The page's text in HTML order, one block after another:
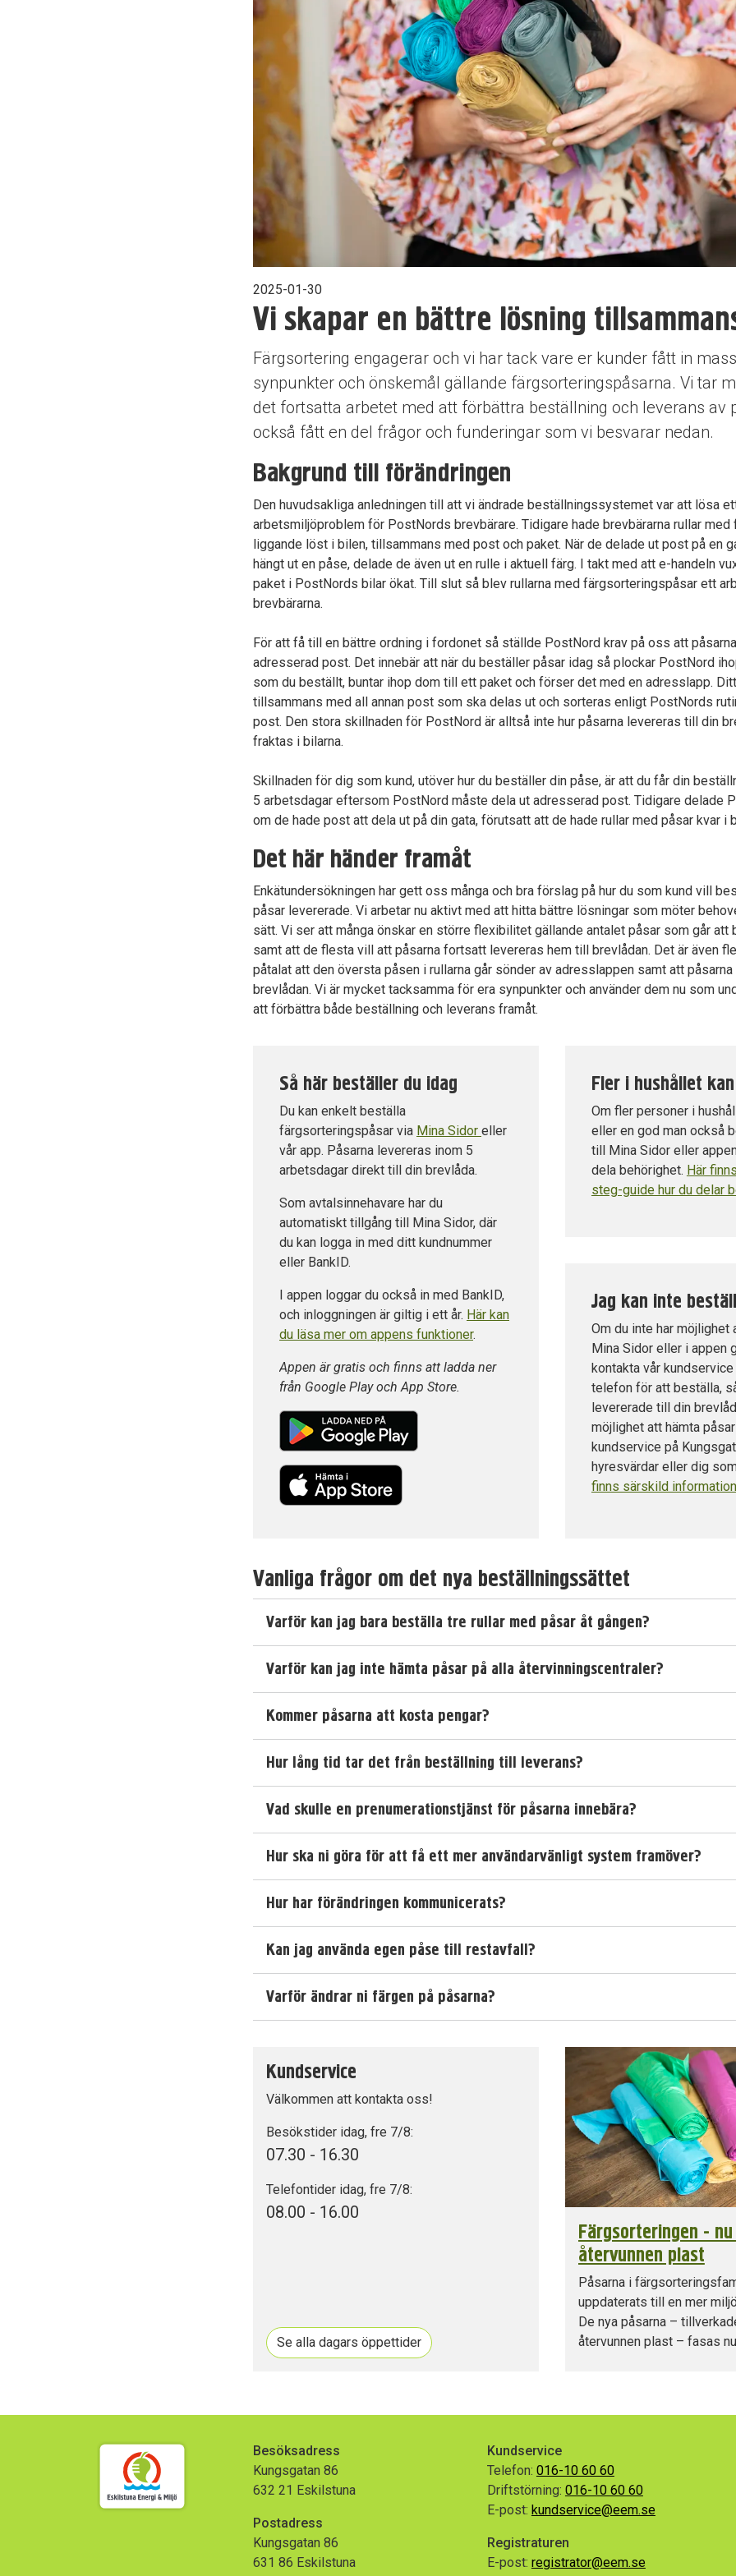
2025-01-30
Vi skapar en bättre lösning
Färgsortering engagerar och vi har tack vare er kunder fått in
synpunkter och önskemål gällande färgsorteringspåsarna. Vi tar
det fortsatta arbetet med att förbättra beställning och leverans av
också fått en del frågor och funderingar som vi besvarar nedan.
Bakgrund till förändringen
Den huvudsakliga anledningen till att vi ändrade beställningssystemet var att lösa
arbetsmiljöproblem för PostNords brevbärare. Tidigare hade brevbärarna rullar
liggande löst i bilen, tillsammans med post och paket. När de delade ut post på en
hängt ut en påse, delade de även ut en rulle i aktuell färg. I takt med att e-handeln
paket i PostNords bilar ökat. Till slut så blev rullarna med färgsorteringspåsar ett
brevbärarna.
För att få till en bättre ordning i fordonet så ställde PostNord krav på oss att
adresserad post. Det innebär att när du beställer påsar idag så plockar PostNord
som du beställt, buntar ihop dom till ett paket och förser det med en adresslapp.
tillsammans med all annan post som ska delas ut och sorteras enligt PostNords
post. Den stora skillnaden för PostNord är alltså inte hur påsarna levereras till din
fraktas i bilarna.
Skillnaden för dig som kund, utöver hur du beställer din påse, är att du får din
5 arbetsdagar eftersom PostNord måste dela ut adresserad post. Tidigare delade
om de hade post att dela ut på din gata, förutsatt att de hade rullar med påsar kvar i
Det här händer framåt
Enkätundersökningen har gett oss många och bra förslag på hur du som kund vill
påsar levererade. Vi arbetar nu aktivt med att hitta bättre lösningar som möter
sätt. Vi ser att många önskar en större flexibilitet gällande antalet påsar som går att
samt att de flesta vill att påsarna fortsatt levereras hem till brevlådan. Det är även
påtalat att den översta påsen i rullarna går sönder av adresslappen samt att
brevlådan. Vi är mycket tacksamma för era synpunkter och använder dem nu som
att förbättra både beställning och leverans framåt.
Så här beställer du idag
Du kan enkelt beställa
färgsorteringspåsar via Mina Sidor eller
vår app. Påsarna levereras inom 5
arbetsdagar direkt till din brevlåda.
Som avtalsinnehavare har du
automatiskt tillgång till Mina Sidor, där
du kan logga in med ditt kundnummer
eller BankID.
I appen loggar du också in med BankID,
och inloggningen är giltig i ett år. Här kan
du läsa mer om appens funktioner.
Appen är gratis och finns att ladda ner
från Google Play och App Store.
Fler i hushållet
Om fler personer i
eller en god man också
till Mina Sidor eller
dela behörighet. Här
steg-guide hur du delar
Jag kan inte
Om du inte har möjlighet
Mina Sidor eller i appen
kontakta vår
telefon för att beställa,
levererade till din
möjlighet att hämta
kundservice på
hyresvärdar eller dig
finns särskild
Vanliga frågor om det nya beställningssättet
Varför kan jag bara beställa tre rullar med påsar åt gången?
Varför kan jag inte hämta påsar på alla återvinningscentraler?
Kommer påsarna att kosta pengar?
Hur lång tid tar det från beställning till leverans?
Vad skulle en prenumerationstjänst för påsarna innebära?
Hur ska ni göra för att få ett mer användarvänligt system framöver?
Hur har förändringen kommunicerats?
Kan jag använda egen påse till restavfall?
Varför ändrar ni färgen på påsarna?
Kundservice
Välkommen att kontakta oss!
Besökstider idag, fre 7/8:
07.30 - 16.30
Telefontider idag, fre 7/8:
08.00 - 16.00
Se alla dagars öppettider
Färgsorteringen -
återvunnen plast
Påsarna i
uppdaterats till en mer
De nya påsarna –
återvunnen plast – fasas
Besöksadress
Kungsgatan 86
632 21 Eskilstuna
Postadress
Kungsgatan 86
631 86 Eskilstuna
Kundservice
Telefon: 016-10 60 60
Driftstörning: 016-10 60 60
E-post: kundservice@eem.se
Registraturen
E-post: registrator@eem.se